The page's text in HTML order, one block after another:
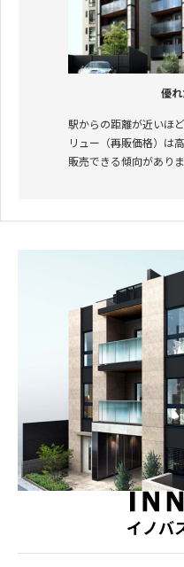
優
駅からの距離が近いほ
リュー（再販価格）は
販売できる傾向がありま
イノバ